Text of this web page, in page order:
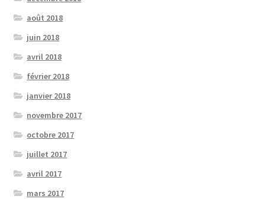
août 2018
juin 2018
avril 2018
février 2018
janvier 2018
novembre 2017
octobre 2017
juillet 2017
avril 2017
mars 2017